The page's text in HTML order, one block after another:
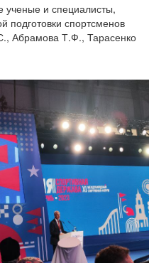
ученые и специалисты,
подготовки спортсменов
Абрамова Т.Ф., Тарасенко